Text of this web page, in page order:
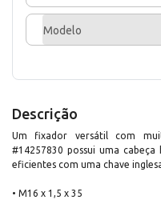
Modelo
Descrição
Um fixador versátil com
#14257830 possui uma
eficientes com uma chave
• M16 x 1,5 x 35